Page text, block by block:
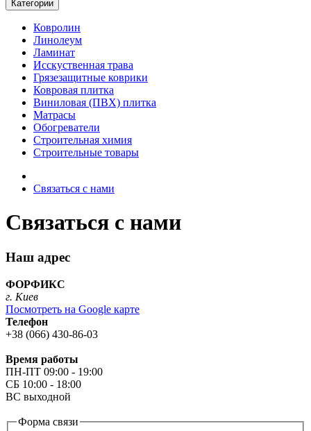
Категории
Ковролин
Линолеум
Ламинат
Исскуственная трава
Грязезащитные коврики
Ковровая плитка
Виниловая (ПВХ) плитка
Матрасы
Обогреватели
Строительная химия
Строительные товары
Связаться с нами
Связаться с нами
Наш адрес
ФОРФИКС
г. Киев
Посмотреть на Google карте
Телефон
+38 (066) 430-86-03
Время работы
ПН-ПТ 09:00 - 19:00
СБ 10:00 - 18:00
ВС выходной
Форма связи